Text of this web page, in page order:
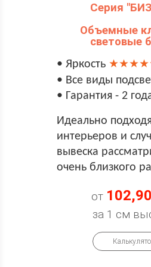
Серия
Объемные
световые
• Яркость
• Все виды
• Гарантия - 2
Идеально
интерьеров и
вывеска
очень близкого
от 102,90
за 1 см